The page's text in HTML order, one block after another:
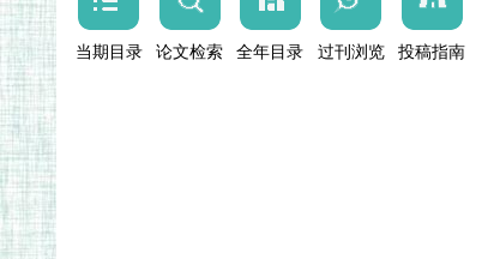
当期目录 论文检索 全年目录 过刊浏览 投稿指南